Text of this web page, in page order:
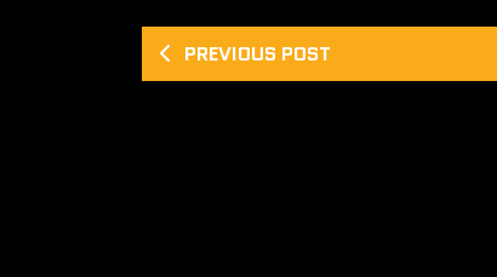
PREVIOUS POST